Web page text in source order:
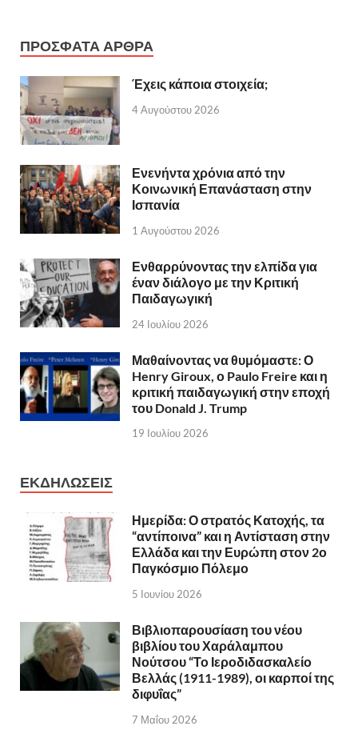
ΠΡΟΣΦΑΤΑ ΑΡΘΡΑ
Έχεις κάποια στοιχεία;
4 Αυγούστου 2026
Ενενήντα χρόνια από την
Κοινωνική Επανάσταση στην
Ισπανία
1 Αυγούστου 2026
Ενθαρρύνοντας την ελπίδα για
έναν διάλογο με την Κριτική
Παιδαγωγική
24 Ιουλίου 2026
Μαθαίνοντας να θυμόμαστε: Ο
Henry Giroux, ο Paulo Freire και η
κριτική παιδαγωγική στην εποχή
του Donald J. Trump
19 Ιουλίου 2026
ΕΚΔΗΛΩΣΕΙΣ
Ημερίδα: Ο στρατός Κατοχής, τα
“αντίποινα” και η Αντίσταση στην
Ελλάδα και την Ευρώπη στον 2ο
Παγκόσμιο Πόλεμο
5 Ιουνίου 2026
Βιβλιοπαρουσίαση του νέου
βιβλίου του Χαράλαμπου
Νούτσου “Το Ιεροδιδασκαλείο
Βελλάς (1911-1989), οι καρποί της
διφυΐας”
7 Μαΐου 2026